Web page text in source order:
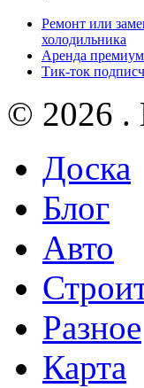
Ремонт или
холодильника
Аренда
Тик-ток
© 2026 .
Доска
Блог
Авто
Разное
Карта